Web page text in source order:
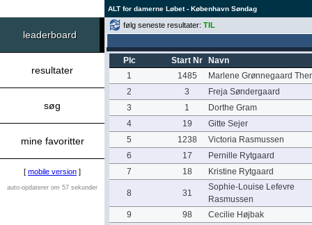
ALT for damerne Løbet - København Søndag
leaderboard
resultater
søg
mine favoritter
[ mobile version ]
auto-opdaterer om 57 sekunder
følg seneste resultater: TIL
Plc Start Nr
Navn
1
1485
Marlene Grønnegaard
2
3
Freja Søndergaard
3
1
Dorthe Gram
4
19
Gitte Sejer
5
1238
Victoria Rasmussen
6
17
Pernille Rytgaard
7
18 Kristine Rytgaard
8 31
Sophie-Louise Lefevre
Rasmussen
9
98
Cecilie Højbak